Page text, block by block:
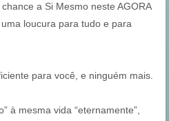
a Si Mesmo neste AGORA
loucura para tudo e para
para você, e ninguém mais.
à mesma vida “eternamente”,